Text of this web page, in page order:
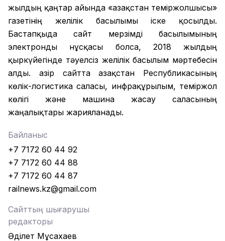
жылдың қаңтар айында «Қазақстан теміржолшысы»
газетінің желілік басылымы іске қосылды.
Бастапқыда сайт мерзімді басылымының
электронды нұсқасы болса, 2018 жылдың
қыркүйегінде тәуелсіз желілік басылым мәртебесін
алды. Қазір сайтта Қазақстан Республикасының
көлік-логистика саласы, инфрақұрылым, теміржол
көлігі және машина жасау саласының
жаңалықтары жарияланады.
Байланыс
+7 7172 60 44 92
+7 7172 60 44 88
+7 7172 60 44 87
railnews.kz@gmail.com
Сайттың шығарушы
редакторы
Әділет Мұсахаев